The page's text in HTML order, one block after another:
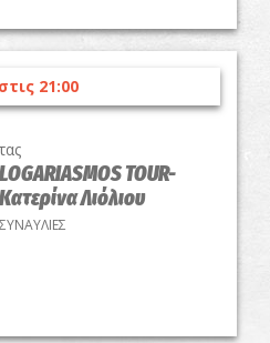
21:00
LOGARIASMOS TOUR-
Κατερίνα Λιόλιου
ΣΥΝΑΥΛΙΕΣ